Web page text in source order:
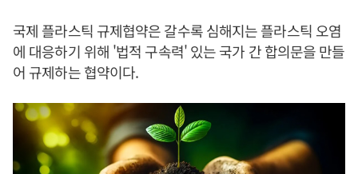
국제 플라스틱 규제협약은 갈수록 심해지는 플라스틱 오염
에 대응하기 위해 '법적 구속력' 있는 국가 간 합의문을 만들
어 규제하는 협약이다.